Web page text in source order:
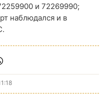
и 72269990;
наблюдался и в